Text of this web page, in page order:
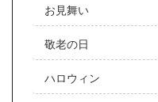
お見舞い
敬老の日
ハロウィン